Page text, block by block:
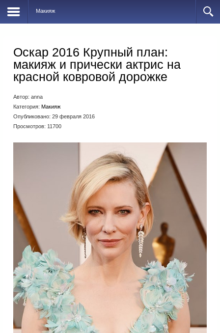
Макияж
Оскар 2016 Крупный план:
макияж и прически актрис на
красной ковровой дорожке
Автор: anna
Категория: Макияж
Опубликовано: 29 февраля 2016
Просмотров: 11700